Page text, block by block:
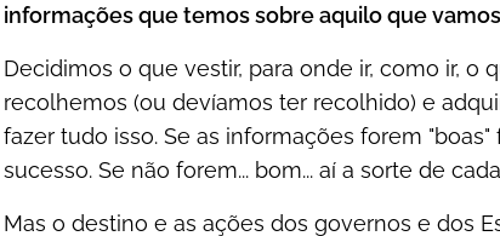
informações que temos sobre aquilo que
Decidimos o que vestir, para onde ir, como ir,
recolhemos (ou devíamos ter recolhido) e
fazer tudo isso. Se as informações forem
sucesso. Se não forem... bom... aí a sorte de
Mas o destino e as ações dos governos e dos